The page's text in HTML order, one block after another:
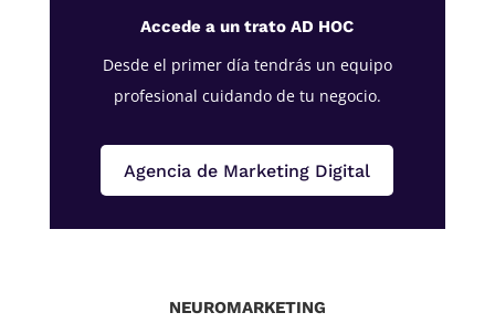
Accede a un trato AD HOC
Desde el primer día tendrás un equipo
profesional cuidando de tu negocio.
Agencia de Marketing Digital
NEUROMARKETING